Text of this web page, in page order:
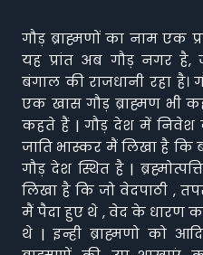
गौड़ ब्राह्मणों का नाम एक
यह प्रांत अब गौड़ नगर है,
बंगाल की राजधानी रहा
एक खास गौड़ ब्राह्मण भी
कहते हैं | गौड़ देश में निवेश
जाति भास्कर मैं लिखा है
गौड़ देश स्थित है |
लिखा है कि जो वेदपाठी ,
मैं पैदा हुए थे , वेद के धारण
थे | इन्ही ब्राह्मणो को